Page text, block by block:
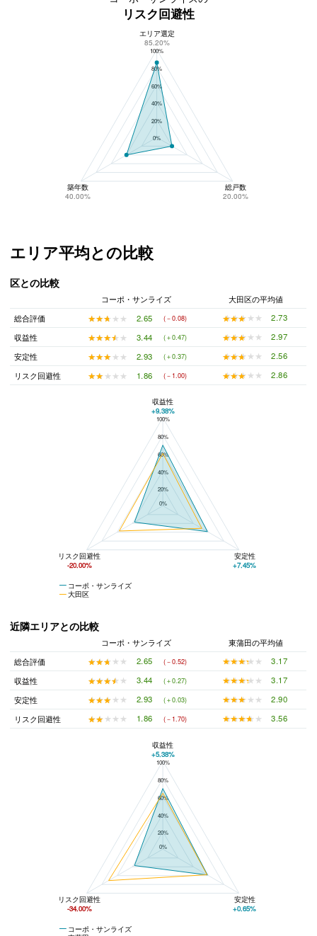
リスク回避性
コーポ・サンライズのリスク回避性
100%
80%
60%
40%
20%
0%
エリア選定
85.20%
築年数
40.00%
総戸数
20.00%
エリア平均との比較
区との比較
コーポ・サンライズ
大田区の平均値
総合評価
★★★★★
★★★★★ 2.65 (－0.08) ★★★★★
★★★★★
2.73
収益性
★★★★★
★★★★★ 3.44 (＋0.47) ★★★★★
★★★★★
2.97
安定性
★★★★★
★★★★★ 2.93 (＋0.37) ★★★★★
★★★★★
2.56
リスク回避性
★★★★★
★★★★★ 1.86 (－1.00) ★★★★★
★★★★★ 2.86
コーポ・サンライズと大田区の平均値の総合評価の比較
100%
80%
60%
40%
20%
0%
コーポ・サンライズ
大田区
収益性
+9.38%
リスク回避性
-20.00%
安定性
+7.45%
近隣エリアとの比較
コーポ・サンライズ
東蒲田の平均値
総合評価
★★★★★
★★★★★ 2.65 (－0.52) ★★★★★
★★★★★
3.17
収益性
★★★★★
★★★★★ 3.44 (＋0.27) ★★★★★
★★★★★
3.17
安定性
★★★★★
★★★★★ 2.93 (＋0.03) ★★★★★
★★★★★
2.90
リスク回避性
★★★★★
★★★★★ 1.86 (－1.70) ★★★★★
★★★★★ 3.56
コーポ・サンライズと東蒲田の平均値の総合評価の比較
100%
80%
60%
40%
20%
0%
コーポ・サンライズ
収益性
+5.38%
リスク回避性
-34.00%
安定性
+0.65%